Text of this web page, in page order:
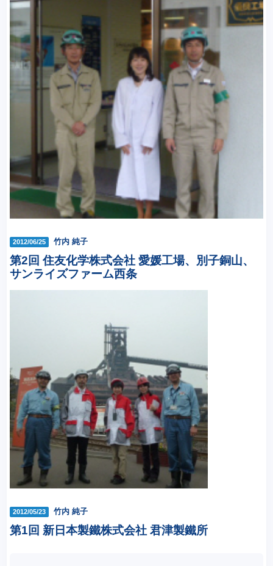
2012/06/25 竹内 純子
第2回 住友化学株式会社 愛媛工場、別子銅山、
サンライズファーム西条
2012/05/23 竹内 純子
第1回 新日本製鐵株式会社 君津製鐵所